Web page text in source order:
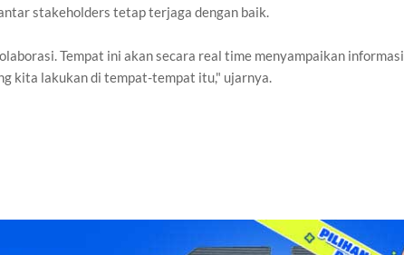
stakeholders tetap terjaga dengan baik.
Tempat ini akan secara real time menyampaikan informasi
kita lakukan di tempat-tempat itu," ujarnya.